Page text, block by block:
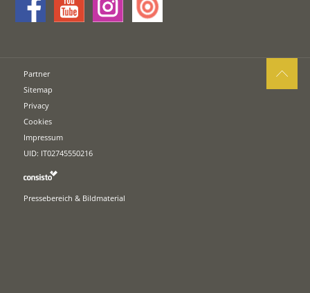
Partner
Sitemap
Privacy
Cookies
Impressum
UID: IT02745550216
Pressebereich & Bildmaterial